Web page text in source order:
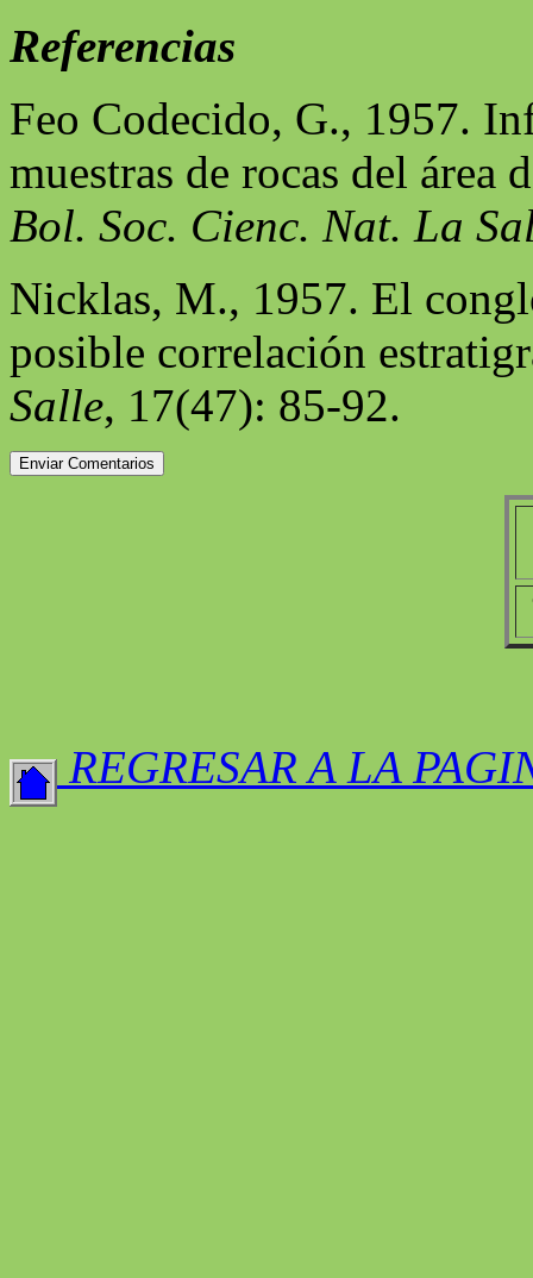
Referencias
Feo Codecido, G., 1957.
muestras de rocas del
Bol. Soc. Cienc. Nat. La
Nicklas, M., 1957. El
posible correlación
Salle, 17(47): 85-92.
REGRESAR A LA